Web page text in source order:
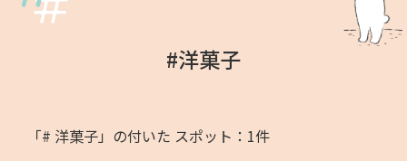
#洋菓子
「# 洋菓子」の付いた スポット：1件